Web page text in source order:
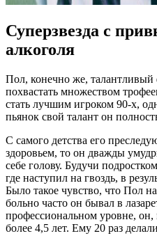
Суперзвезда с
алкоголя
Пол, конечно же,
похвастать множеством
стать лучшим игроком 90-х,
пьянок свой талант он
С самого детства его
здоровьем, то он дважды
себе голову. Будучи
где наступил на гвоздь, в
Было такое чувство, что Пол
больно часто он бывал в
профессиональном уровне,
более 4,5 лет. Ему 20 раз